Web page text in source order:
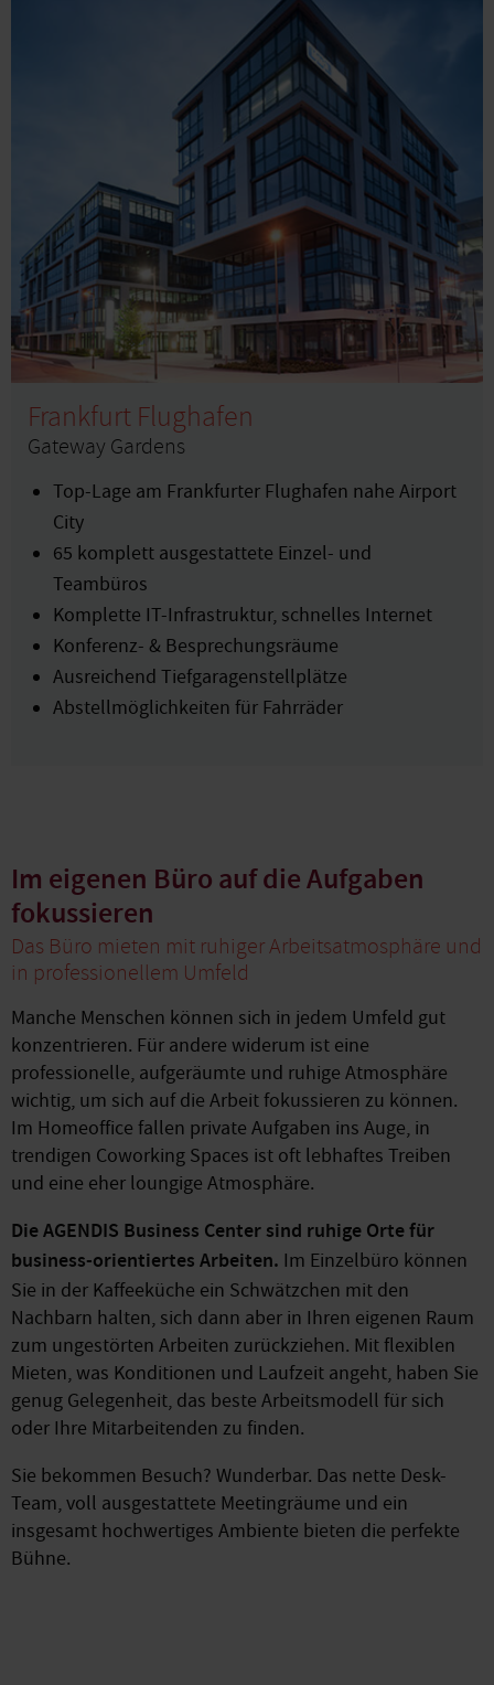
Frankfurt Flughafen
Gateway Gardens
Top-Lage am Frankfurter Flughafen nahe Airport
City
65 komplett ausgestattete Einzel- und
Teambüros
Komplette IT-Infrastruktur, schnelles Internet
Konferenz- & Besprechungsräume
Ausreichend Tiefgaragenstellplätze
Abstellmöglichkeiten für Fahrräder
Im eigenen Büro auf die Aufgaben
fokussieren
Das Büro mieten mit ruhiger Arbeitsatmosphäre und
in professionellem Umfeld
Manche Menschen können sich in jedem Umfeld gut
konzentrieren. Für andere widerum ist eine
professionelle, aufgeräumte und ruhige Atmosphäre
wichtig, um sich auf die Arbeit fokussieren zu können.
Im Homeoffice fallen private Aufgaben ins Auge, in
trendigen Coworking Spaces ist oft lebhaftes Treiben
und eine eher loungige Atmosphäre.
Die AGENDIS Business Center sind ruhige Orte für
business-orientiertes Arbeiten. Im Einzelbüro können
Sie in der Kaffeeküche ein Schwätzchen mit den
Nachbarn halten, sich dann aber in Ihren eigenen Raum
zum ungestörten Arbeiten zurückziehen. Mit flexiblen
Mieten, was Konditionen und Laufzeit angeht, haben Sie
genug Gelegenheit, das beste Arbeitsmodell für sich
oder Ihre Mitarbeitenden zu finden.
Sie bekommen Besuch? Wunderbar. Das nette Desk-
Team, voll ausgestattete Meetingräume und ein
insgesamt hochwertiges Ambiente bieten die perfekte
Bühne.